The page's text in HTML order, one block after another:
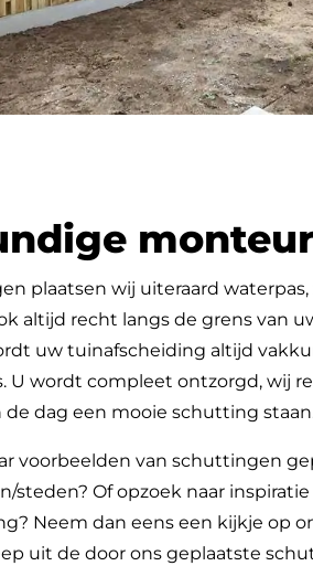
plaatsen wij uiteraard waterpas,
altijd recht langs de grens van
uw tuinafscheiding altijd
U wordt compleet ontzorgd, wij
de dag een mooie schutting
voorbeelden van schuttingen
steden? Of opzoek naar
Neem dan eens een kijkje op
uit de door ons geplaatste